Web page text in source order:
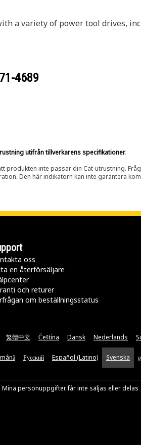
a variety of power tool drives,
4689
utifrån tillverkarens specifikationer.
produkten inte passar din Cat-utrustning.
Den här indikatorn kan inte garantera
oss
en återförsäljare
och returer
om beställningsstatus
繁體中文 Čeština Dansk Nederlands
Русский Español (Latino) Svenska
Mina personuppgifter får inte säljas eller delas